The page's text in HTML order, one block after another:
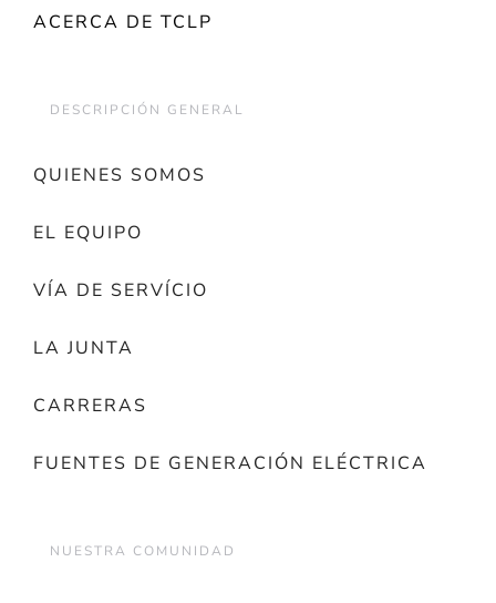
ACERCA DE TCLP
DESCRIPCIÓN GENERAL
QUIENES SOMOS
EL EQUIPO
VÍA DE SERVÍCIO
LA JUNTA
CARRERAS
FUENTES DE GENERACIÓN ELÉCTRICA
NUESTRA COMUNIDAD